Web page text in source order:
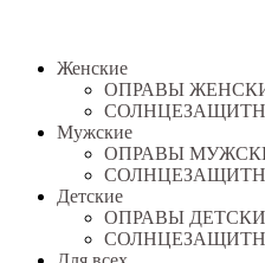
Женские
ОПРАВЫ
Мужские
ОПРАВЫ
Детские
ОПРАВЫ